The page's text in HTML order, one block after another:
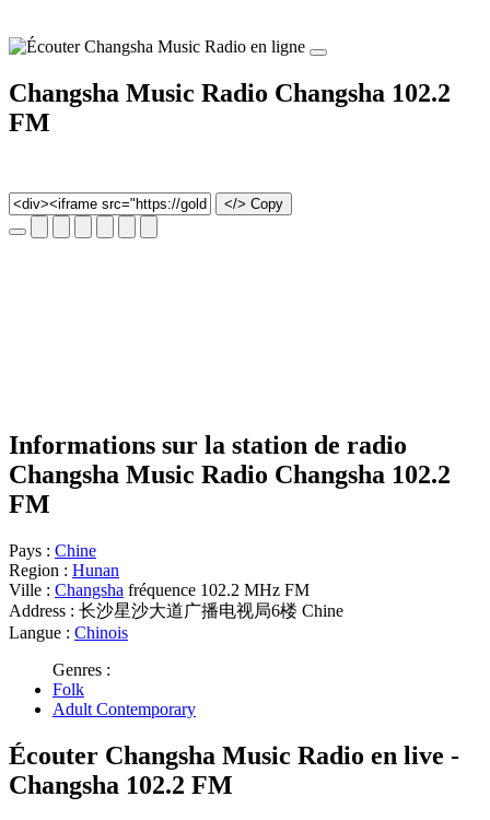
Changsha Music Radio Changsha 102.2
FM
</> Copy
Informations sur la station de radio
Changsha Music Radio Changsha 102.2
FM
Pays : Chine
Region : Hunan
Ville : Changsha fréquence 102.2 MHz FM
Address : 长沙星沙大道广播电视局6楼 Chine
Langue : Chinois
Genres :
Folk
Adult Contemporary
Écouter Changsha Music Radio en live -
Changsha 102.2 FM